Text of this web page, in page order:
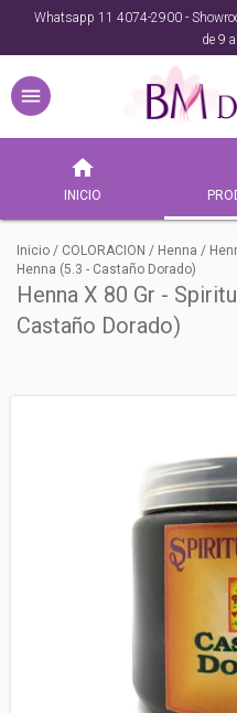
Whatsapp 11 4074-2900 -
de 9
INICIO
Inicio / COLORACION / Henna /
Henna (5.3 - Castaño Dorado)
Henna X 80 Gr -
Castaño Dorado)